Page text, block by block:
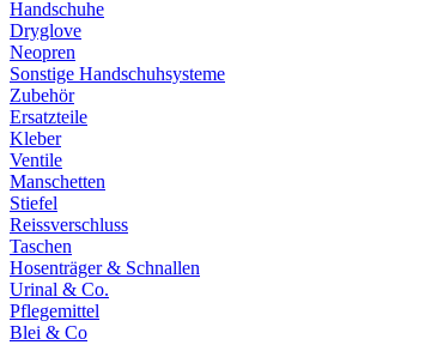
Handschuhe
Dryglove
Neopren
Sonstige Handschuhsysteme
Zubehör
Ersatzteile
Kleber
Ventile
Manschetten
Stiefel
Reissverschluss
Taschen
Hosenträger & Schnallen
Urinal & Co.
Pflegemittel
Blei & Co